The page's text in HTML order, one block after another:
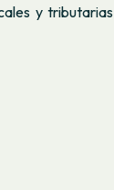
y tributarias